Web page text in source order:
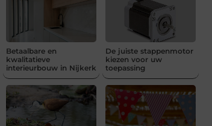
Betaalbare en
kwalitatieve
interieurbouw in Nijkerk
De juiste stappenmotor
kiezen voor uw
toepassing